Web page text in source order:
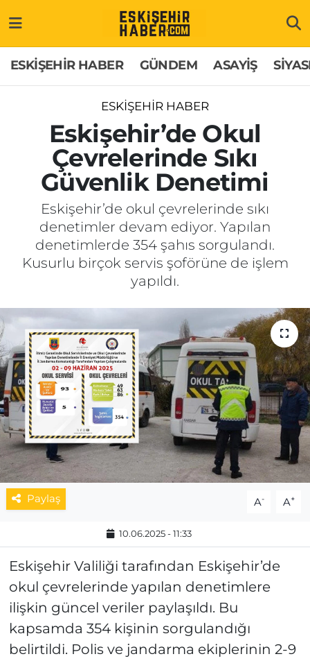
ESKİŞEHİR HABER GÜNDEM ASAYİŞ
ESKİŞEHİR HABER
Eskişehir’de Okul
Çevrelerinde Sıkı
Güvenlik Denetimi
Eskişehir’de okul çevrelerinde sıkı
denetimler devam ediyor. Yapılan
denetimlerde 354 şahıs sorgulandı.
Kusurlu birçok servis şoförüne de işlem
yapıldı.
Paylaş A- A+
10.06.2025 - 11:33
Eskişehir Valiliği tarafından Eskişehir’de
okul çevrelerinde yapılan denetimlere
ilişkin güncel veriler paylaşıldı. Bu
kapsamda 354 kişinin sorgulandığı
belirtildi. Polis ve jandarma ekiplerinin 2-9
GÜNDEM
ASAYİŞ
SİYASET
EKONOMİ
SAĞLIK
EĞİTİM
MAGAZİN
ESKİŞEHİRSPOR
Hakkımızda
İletişim
Künye
Odunpazarı Trafik Yoğunluk Haritası
Süper Lig Puan Durumu ve Fikstür
Tüm Manşetler
Son Dakika Haberleri
Haber Arşivi